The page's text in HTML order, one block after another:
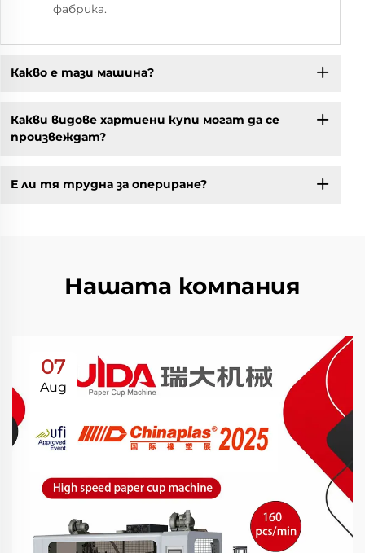
фабрика.
Какво е тази машина?
Какви видове хартиени купи могат да се
произвеждат?
Е ли тя трудна за опериране?
Нашата компания
07
Aug